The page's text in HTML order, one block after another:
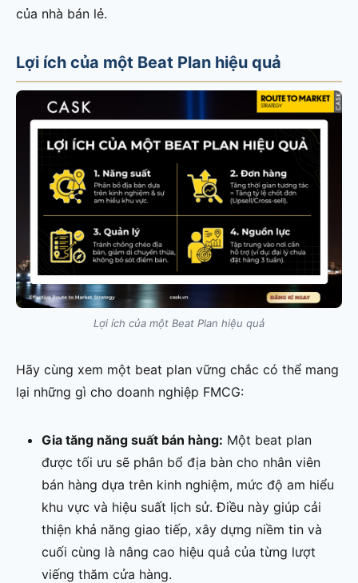
của nhà bán lẻ.
Lợi ích của một Beat Plan hiệu quả
Lợi ích của một Beat Plan hiệu quả
Hãy cùng xem một beat plan vững chắc có thể mang
lại những gì cho doanh nghiệp FMCG:
Gia tăng năng suất bán hàng: Một beat plan
được tối ưu sẽ phân bổ địa bàn cho nhân viên
bán hàng dựa trên kinh nghiệm, mức độ am hiểu
khu vực và hiệu suất lịch sử. Điều này giúp cải
thiện khả năng giao tiếp, xây dựng niềm tin và
cuối cùng là nâng cao hiệu quả của từng lượt
viếng thăm cửa hàng.